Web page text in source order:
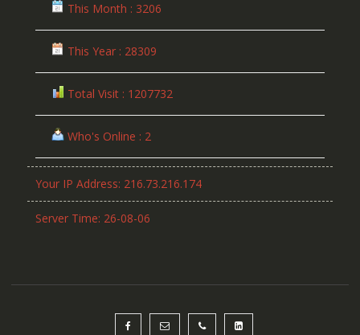
This Month : 3206
This Year : 28309
Total Visit : 1207732
Who's Online : 2
Your IP Address: 216.73.216.174
Server Time: 26-08-06